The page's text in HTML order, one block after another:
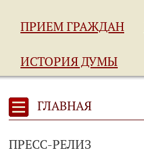
ПРИЕМ ГРАЖДАН
ИСТОРИЯ ДУМЫ
ГЛАВНАЯ
ПРЕСС-РЕЛИЗ